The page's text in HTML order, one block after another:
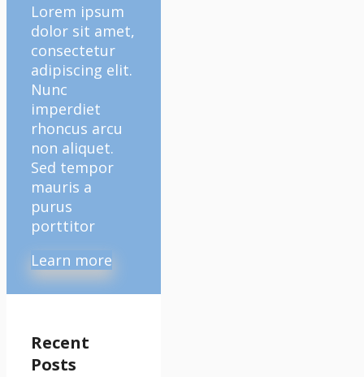
Lorem ipsum
dolor sit amet,
consectetur
adipiscing elit.
Nunc
imperdiet
rhoncus arcu
non aliquet.
Sed tempor
mauris a
purus
porttitor
Learn more
Recent
Posts